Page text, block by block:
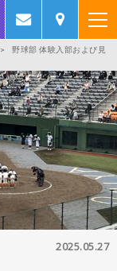
>
野球部 体験入部および見
2025.05.27